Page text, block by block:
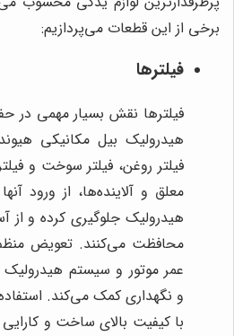
برخی از این قطعات می‌پردازیم:
فیلترها
فیلترها نقش بسیار مهمی در
هیدرولیک بیل مکانیکی
فیلتر روغن، فیلتر سوخت و
معلق و آلاینده‌ها، از ورود
هیدرولیک جلوگیری کرده و
محافظت می‌کنند. تعویض
عمر موتور و سیستم
و نگهداری کمک می‌کند.
با کیفیت بالای ساخت و